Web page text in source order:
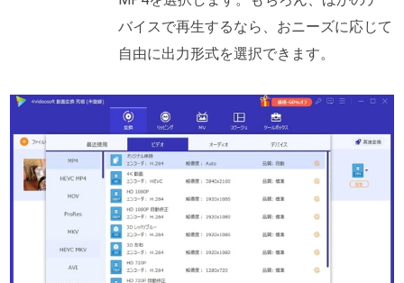
バイスで再生するなら、おニーズに応じて
自由に出力形式を選択できます。